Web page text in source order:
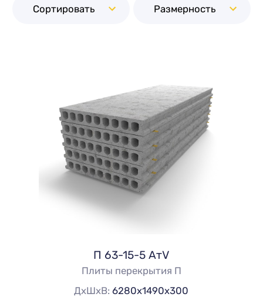
Сортировать Размерность
П 63-15-5 АтV
Плиты перекрытия П
ДхШхВ:6280х1490х300